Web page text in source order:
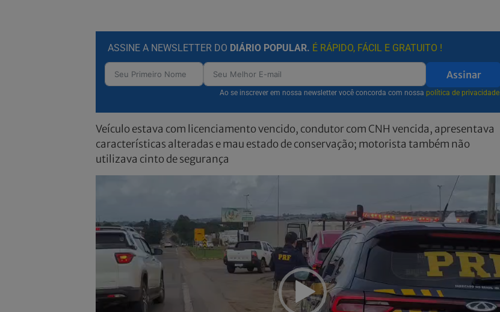
ASSINE A NEWSLETTER DO DIÁRIO POPULAR. É RÁPIDO, FÁCIL E GRATUITO !
Assinar
Ao se inscrever em nossa newsletter você concorda com nossa política de privacidade.
Veículo estava com licenciamento vencido, condutor com CNH vencida, apresentava
características alteradas e mau estado de conservação; motorista também não
utilizava cinto de segurança